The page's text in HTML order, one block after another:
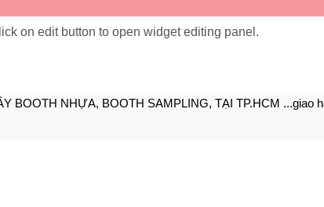
on edit button to open widget editing panel.
BOOTH NHỰA, BOOTH SAMPLING, TẠI TP.HCM ...giao